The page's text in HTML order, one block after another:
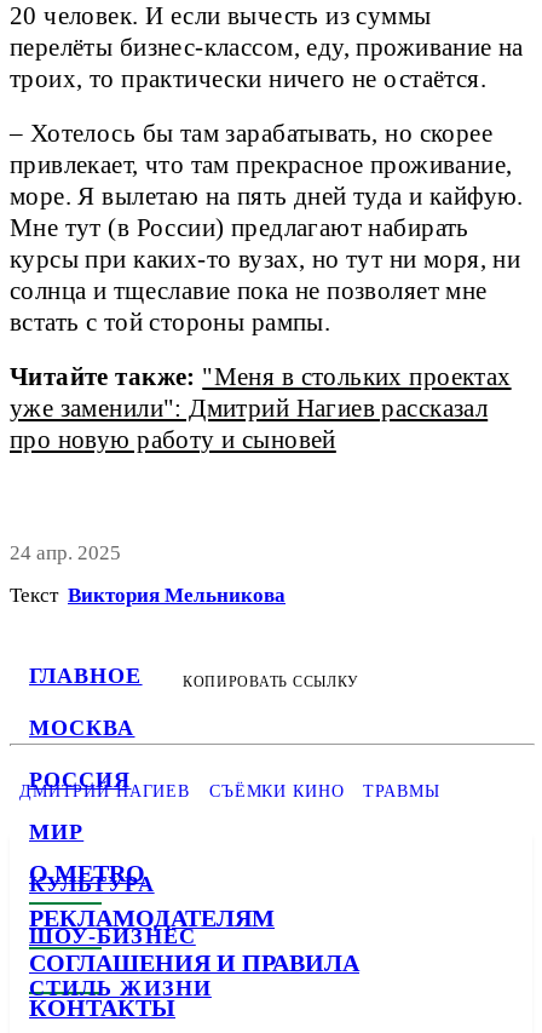
ГЛАВНОЕ
МОСКВА
РОССИЯ
МИР
КУЛЬТУРА
ШОУ-БИЗНЕС
СТИЛЬ ЖИЗНИ
20 человек. И если вычесть из суммы
перелёты бизнес-классом, еду, проживание на
троих, то практически ничего не остаётся.
– Хотелось бы там зарабатывать, но скорее
привлекает, что там прекрасное проживание,
море. Я вылетаю на пять дней туда и кайфую.
Мне тут (в России) предлагают набирать
курсы при каких-то вузах, но тут ни моря, ни
солнца и тщеславие пока не позволяет мне
встать с той стороны рампы.
Читайте также: "Меня в стольких проектах
уже заменили": Дмитрий Нагиев рассказал
про новую работу и сыновей
24 апр. 2025
Текст Виктория Мельникова
КОПИРОВАТЬ ССЫЛКУ
ДМИТРИЙ НАГИЕВ СЪЁМКИ КИНО ТРАВМЫ
О METRO
РЕКЛАМОДАТЕЛЯМ
СОГЛАШЕНИЯ И ПРАВИЛА
КОНТАКТЫ